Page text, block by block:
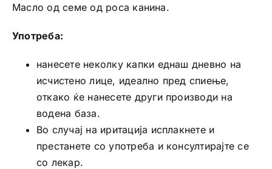
Масло од семе од роса канина.
Употреба:
нанесете неколку капки еднаш дневно на
исчистено лице, идеално пред спиење,
откако ќе нанесете други производи на
водена база.
Во случај на иритација исплакнете и
престанете со употреба и консултирајте се
со лекар.